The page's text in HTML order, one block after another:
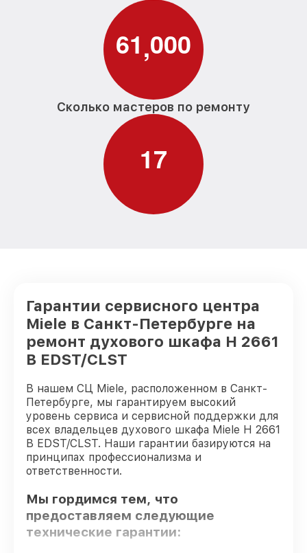
61,000
Сколько мастеров по ремонту
17
Гарантии сервисного центра
Miele в Санкт-Петербурге на
ремонт духового шкафа H 2661
B EDST/CLST
В нашем СЦ Miele, расположенном в Санкт-
Петербурге, мы гарантируем высокий
уровень сервиса и сервисной поддержки для
всех владельцев духового шкафа Miele H 2661
B EDST/CLST. Наши гарантии базируются на
принципах профессионализма и
ответственности.
Мы гордимся тем, что
предоставляем следующие
технические гарантии: